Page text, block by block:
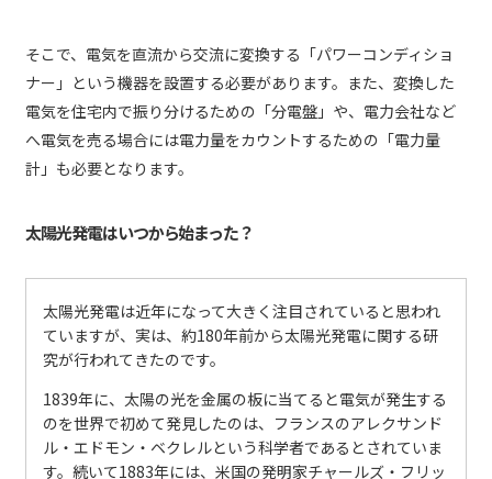
そこで、電気を直流から交流に変換する「パワーコンディショ
ナー」という機器を設置する必要があります。また、変換した
電気を住宅内で振り分けるための「分電盤」や、電力会社など
へ電気を売る場合には電力量をカウントするための「電力量
計」も必要となります。
太陽光発電はいつから始まった？
太陽光発電は近年になって大きく注目されていると思われ
ていますが、実は、約180年前から太陽光発電に関する研
究が行われてきたのです。
1839年に、太陽の光を金属の板に当てると電気が発生する
のを世界で初めて発見したのは、フランスのアレクサンド
ル・エドモン・ベクレルという科学者であるとされていま
す。続いて1883年には、米国の発明家チャールズ・フリッ